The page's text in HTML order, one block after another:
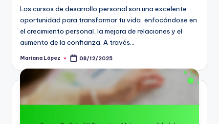
Los cursos de desarrollo personal son una excelente
oportunidad para transformar tu vida, enfocándose en
el crecimiento personal, la mejora de relaciones y el
aumento de la confianza. A través…
Posted
Mariana López 08/12/2025